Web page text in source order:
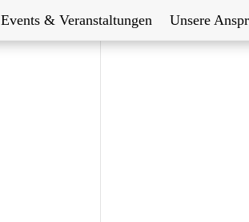
Events & Veranstaltungen Unsere